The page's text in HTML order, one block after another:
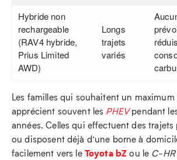
Hybride non
rechargeable
(RAV4 hybride,
Prius Limited
AWD)
Longs
trajets
variés
Les familles qui souhaitent un maximum
apprécient souvent les PHEVpendant
années. Celles qui effectuent des trajets
ou disposent déjà d’une borne à
facilement vers le Toyota bZ ou le